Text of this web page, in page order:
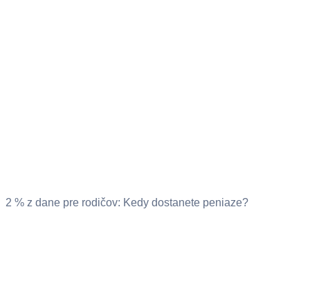
2 % z dane pre rodičov: Kedy dostanete peniaze?